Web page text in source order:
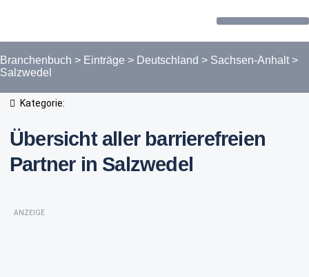
Branchenbuch > Einträge > Deutschland > Sachsen-Anhalt >
Salzwedel
Kategorie:
Übersicht aller barrierefreien
Partner in Salzwedel
ANZEIGE